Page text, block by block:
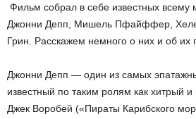
Фильм собрал в себе известных всему
Джонни Депп, Мишель Пфайффер,
Грин. Расскажем немного о них и об их
Джонни Депп — один из самых
известный по таким ролям как хитрый
Джек Воробей («Пираты Карибского